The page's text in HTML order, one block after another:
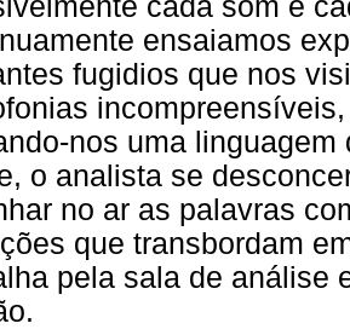
ensaiamos
fugidios que nos
nos uma
o analista se
no ar as palavras
que transbordam
pela sala de análise